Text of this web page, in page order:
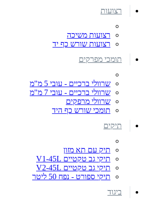
רצועות
רצועות משיכה
רצועות שורש כף יד
תומכי מפרקים
שרוולי ברכיים - עובי 5 מ"מ
שרוולי ברכיים - עובי 7 מ"מ
שרוולי מרפקים
תומכי שורש כף היד
תיקים
תיק עם תא מזון
תיקי גב טקטיים V1-45L
תיקי גב טקטיים V2-45L
תיקי ספורט - נפח 50 ליטר
ביגוד